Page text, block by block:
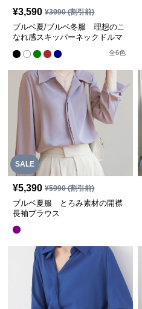
¥3,590 ¥3990(割引前)
ブルベ夏/ブルベ冬服 理想のこ
なれ感スキッパーネックドルマ
全6色
SALE
¥5,390 ¥5990(割引前)
ブルベ夏服 とろみ素材の開襟
長袖ブラウス